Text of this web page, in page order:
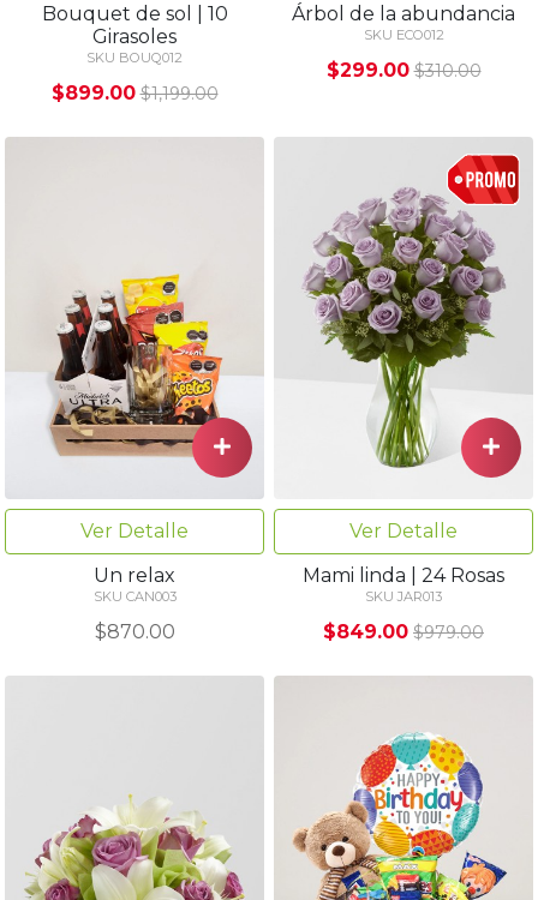
Bouquet de sol | 10
Girasoles
SKU BOUQ012
$899.00 $1,199.00
Árbol de la abundancia
SKU ECO012
$299.00 $310.00
Ver Detalle
Un relax
SKU CAN003
$870.00
Ver Detalle
Mami linda | 24 Rosas
SKU JAR013
$849.00 $979.00